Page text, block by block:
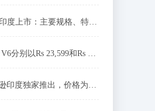
索尼Xperia XA Ultra在印度上市：主要规格、特点和价格
中兴Axon Mini和Blade V6分别以Rs 23,599和Rs 9,999推出
Intex Aqua Ring在亚马逊印度独家推出，价格为3,999卢比